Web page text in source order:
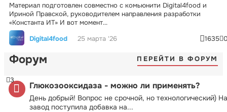
Материал подготовлен совместно с комьюнити Digital4food и
Ириной Правской, руководителем направления разработки
«Константа ИТ» И вот момент...
Digital4food
25 марта '26 1635
Форум ПЕРЕЙТИ В ФОРУМ
Глюкозооксидаза - можно ли применять?
День добрый! Вопрос не срочной, но технологический) На
завод поступила добавка на...
3